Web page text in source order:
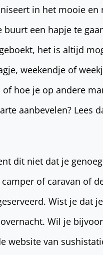
in het mooie
een hapje te
het is altijd
weekendje of
hoe je op andere
aanbevelen? Lees
dit niet dat je
of caravan of
Wist je dat
Wil je
website van